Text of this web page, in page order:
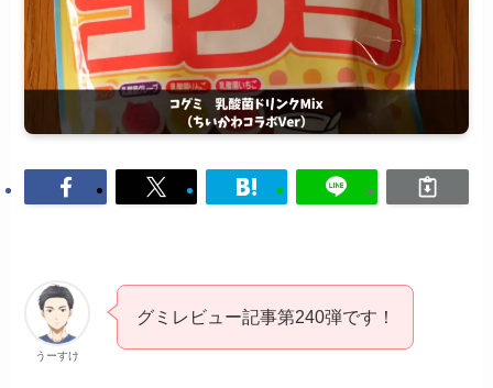
うーすけ
グミレビュー記事第240弾です！